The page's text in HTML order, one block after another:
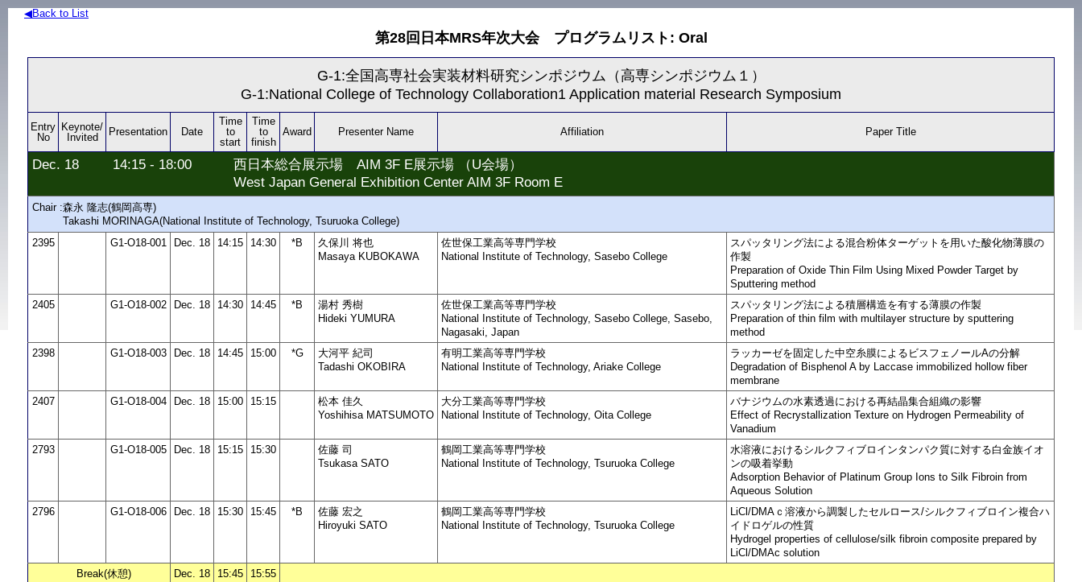
◀Back to List
第28回日本MRS年次大会 プログラムリスト: Oral
G-1:全国高専社会実装材料研究シンポジウム（高専シンポジウム１）
G-1:National College of Technology Collaboration1 Application material Research Symposium
Entry
No
Keynote/
Invited
Presentation Date
Time
to
start
Time
to
finish
Award Presenter Name Affiliation Paper Title
Dec. 18 14:15 - 18:00
西日本総合展示場 AIM 3F E展示場 （U会場）
West Japan General Exhibition Center AIM 3F Room E
Chair :森永 隆志(鶴岡高専)
Takashi MORINAGA(National Institute of Technology, Tsuruoka College)
2395
G1-O18-001 Dec. 18 14:15 14:30 *B
久保川 将也
Masaya KUBOKAWA
佐世保工業高等専門学校
National Institute of Technology, Sasebo College
スパッタリング法による混合粉体ターゲットを用いた酸化物薄膜の
作製
Preparation of Oxide Thin Film Using Mixed Powder Target by
Sputtering method
2405
G1-O18-002 Dec. 18 14:30 14:45 *B
湯村 秀樹
Hideki YUMURA
佐世保工業高等専門学校
National Institute of Technology, Sasebo College, Sasebo,
Nagasaki, Japan
スパッタリング法による積層構造を有する薄膜の作製
Preparation of thin film with multilayer structure by sputtering
method
2398
G1-O18-003 Dec. 18 14:45 15:00 *G
大河平 紀司
Tadashi OKOBIRA
有明工業高等専門学校
National Institute of Technology, Ariake College
ラッカーゼを固定した中空糸膜によるビスフェノールAの分解
Degradation of Bisphenol A by Laccase immobilized hollow fiber
membrane
2407
G1-O18-004 Dec. 18 15:00 15:15
松本 佳久
Yoshihisa MATSUMOTO
大分工業高等専門学校
National Institute of Technology, Oita College
バナジウムの水素透過における再結晶集合組織の影響
Effect of Recrystallization Texture on Hydrogen Permeability of
Vanadium
2793
G1-O18-005 Dec. 18 15:15 15:30
佐藤 司
Tsukasa SATO
鶴岡工業高等専門学校
National Institute of Technology, Tsuruoka College
水溶液におけるシルクフィブロインタンパク質に対する白金族イオ
ンの吸着挙動
Adsorption Behavior of Platinum Group Ions to Silk Fibroin from
Aqueous Solution
2796
G1-O18-006 Dec. 18 15:30 15:45 *B
佐藤 宏之
Hiroyuki SATO
鶴岡工業高等専門学校
National Institute of Technology, Tsuruoka College
LiCl/DMAｃ溶液から調製したセルロース/シルクフィブロイン複合ハ
イドロゲルの性質
Hydrogel properties of cellulose/silk fibroin composite prepared by
LiCl/DMAc solution
Break(休憩)
Dec. 18 15:45
15:55